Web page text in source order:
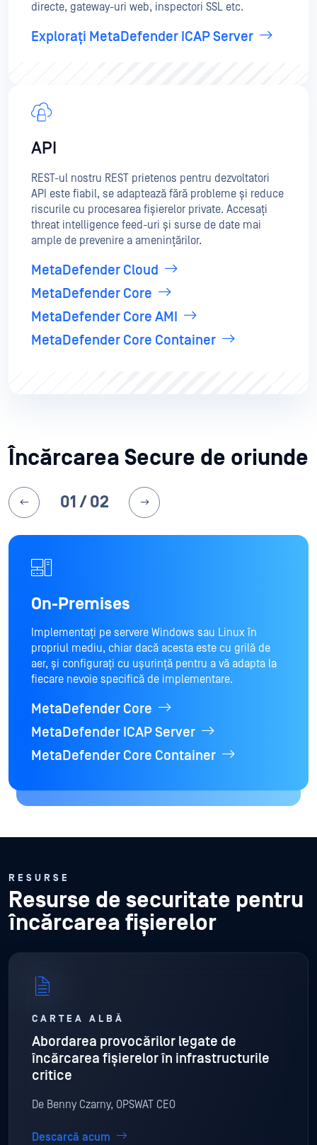
directe, gateway-uri web, inspectori SSL etc.
Explorați MetaDefender ICAP Server
API
REST-ul nostru REST prietenos pentru dezvoltatori
API este fiabil, se adaptează fără probleme și reduce
riscurile cu procesarea fișierelor private. Accesați
threat intelligence feed-uri și surse de date mai
ample de prevenire a amenințărilor.
MetaDefender Cloud
MetaDefender Core
MetaDefender Core AMI
MetaDefender Core Container
Încărcarea Secure de oriunde
01/ 02
Cloud
Cu oferta noastră de cloud, beneficiați de protecție
completă din partea suitei MetaDefender fără a vă face griji
cu privire la întreținere. Cu o disponibilitate 24/7, acesta
este cel mai simplu mod de a securiza încărcările de
fișiere în aplicațiile dvs. web.
MetaDefender Cloud
On-Premises
Implementați pe servere Windows sau Linux în
propriul mediu, chiar dacă acesta este cu grilă de
aer, și configurați cu ușurință pentru a vă adapta la
fiecare nevoie specifică de implementare.
MetaDefender Core
MetaDefender ICAP Server
MetaDefender Core Container
RESURSE
Resurse de securitate pentru
încărcarea fișierelor
CARTEA ALBĂ
Abordarea provocărilor legate de
încărcarea fișierelor în infrastructurile
critice
De Benny Czarny, OPSWAT CEO
Descarcă acum